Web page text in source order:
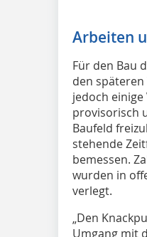
Arbeiten
Für den Bau
den
jedoch
provisorisch
Baufeld
stehende
bemessen.
wurden in
verlegt.
„Den
Umgang mit